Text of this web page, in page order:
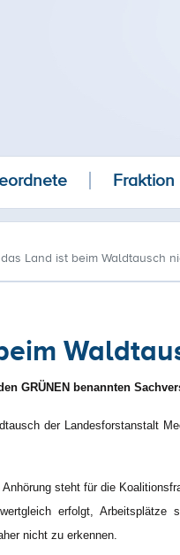
Fraktion
Land ist beim Waldtausch
GRÜNEN benannten
der Landesforstanstalt
steht für die
erfolgt, Arbeitsplätze
nicht zu erkennen.